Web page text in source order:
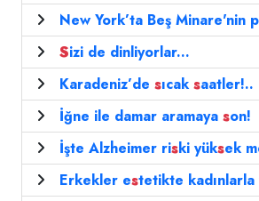
New York’ta Beş Minare'nin
Sizi de dinliyorlar...
Karadeniz’de sıcak saatler!..
İğne ile damar aramaya son!
İşte Alzheimer riski yüksek
Erkekler estetikte kadınlarla